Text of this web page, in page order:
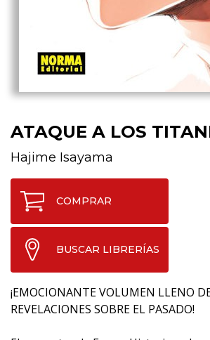
ATAQUE A LOS
Hajime Isayama
COMPRAR
BUSCAR LIBRERÍAS
¡EMOCIONANTE VOLUMEN LLENO
REVELACIONES SOBRE EL PASADO!